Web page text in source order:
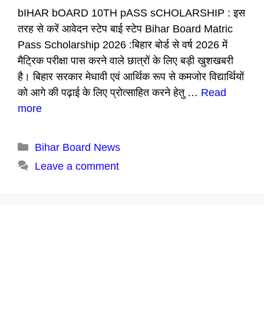
bIHAR bOARD 10TH pASS sCHOLARSHIP : इस
तरह से करें आवेदन स्टेप बाई स्टेप Bihar Board Matric
Pass Scholarship 2026 :बिहार बोर्ड से वर्ष 2026 में
मैट्रिक परीक्षा पास करने वाले छात्रों के लिए बड़ी खुशखबरी
है। बिहार सरकार मेधावी एवं आर्थिक रूप से कमजोर विद्यार्थियों
को आगे की पढ़ाई के लिए प्रोत्साहित करने हेतु … Read
more
Categories
Bihar Board News
Leave a comment